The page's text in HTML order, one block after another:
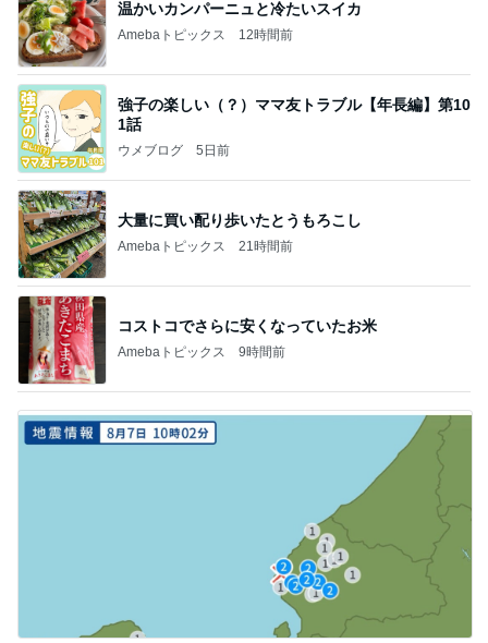
温かいカンパーニュと冷たいスイカ
Amebaトピックス 12時間前
強子の楽しい（？）ママ友トラブル【年長編】第10
1話
ウメブログ 5日前
大量に買い配り歩いたとうもろこし
Amebaトピックス 21時間前
コストコでさらに安くなっていたお米
Amebaトピックス 9時間前